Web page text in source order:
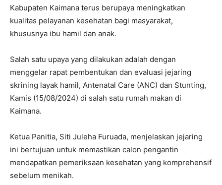
Kabupaten Kaimana terus berupaya meningkatkan
kualitas pelayanan kesehatan bagi masyarakat,
khususnya ibu hamil dan anak.
Salah satu upaya yang dilakukan adalah dengan
menggelar rapat pembentukan dan evaluasi jejaring
skrining layak hamil, Antenatal Care (ANC) dan Stunting,
Kamis (15/08/2024) di salah satu rumah makan di
Kaimana.
Ketua Panitia, Siti Juleha Furuada, menjelaskan jejaring
ini bertujuan untuk memastikan calon pengantin
mendapatkan pemeriksaan kesehatan yang komprehensif
sebelum menikah.